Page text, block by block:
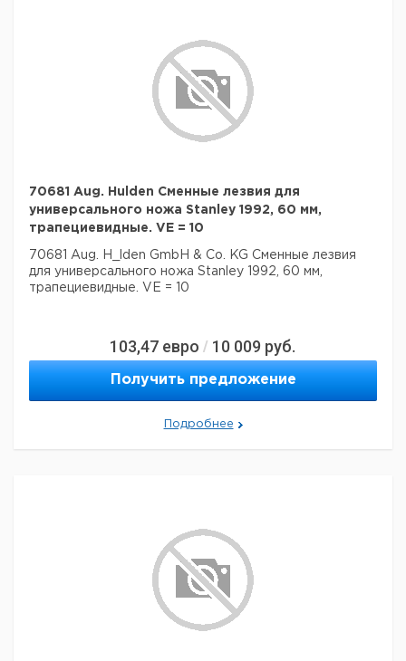
70681 Aug. Hulden Сменные лезвия для
универсального ножа Stanley 1992, 60 мм,
трапециевидные. VE = 10
70681 Aug. H_lden GmbH & Co. KG Сменные лезвия
для универсального ножа Stanley 1992, 60 мм,
трапециевидные. VE = 10
103,47 евро / 10 009 руб.
Получить предложение
Подробнее